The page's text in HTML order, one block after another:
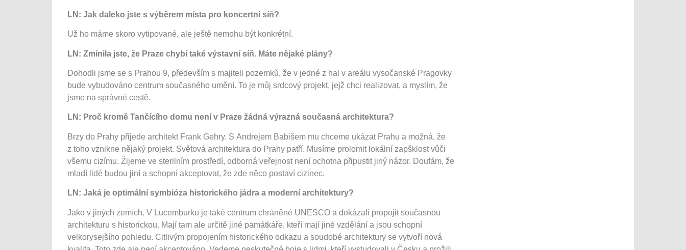
LN: Jak daleko jste s výběrem místa pro koncertní síň?
Už ho máme skoro vytipované, ale ještě nemohu být konkrétní.
LN: Zmínila jste, že Praze chybí také výstavní síň. Máte nějaké plány?
Dohodli jsme se s Prahou 9, především s majiteli pozemků, že v jedné z hal v areálu vysočanské Pragovky
bude vybudováno centrum současného umění. To je můj srdcový projekt, jejž chci realizovat, a myslím, že
jsme na správné cestě.
LN: Proč kromě Tančícího domu není v Praze žádná výrazná současná architektura?
Brzy do Prahy přijede architekt Frank Gehry. S Andrejem Babišem mu chceme ukázat Prahu a možná, že
z toho vznikne nějaký projekt. Světová architektura do Prahy patří. Musíme prolomit lokální zapšklost vůči
všemu cizímu. Žijeme ve sterilním prostředí, odborná veřejnost není ochotna připustit jiný názor. Doufám, že
mladí lidé budou jiní a schopní akceptovat, že zde něco postaví cizinec.
LN: Jaká je optimální symbióza historického jádra a moderní architektury?
Jako v jiných zemích. V Lucemburku je také centrum chráněné UNESCO a dokázali propojit současnou
architekturu s historickou. Mají tam ale určitě jiné památkáře, kteří mají jiné vzdělání a jsou schopní
velkorysejšího pohledu. Citlivým propojením historického odkazu a soudobé architektury se vytvoří nová